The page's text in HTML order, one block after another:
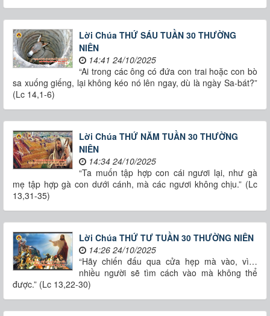
Lời Chúa THỨ SÁU TUẦN 30 THƯỜNG
NIÊN
14:41 24/10/2025
“Ai trong các ông có đứa con trai hoặc con bò
sa xuống giếng, lại không kéo nó lên ngay, dù là ngày Sa-bát?”
(Lc 14,1-6)
Lời Chúa THỨ NĂM TUẦN 30 THƯỜNG
NIÊN
14:34 24/10/2025
“Ta muốn tập hợp con cái ngươi lại, như gà
mẹ tập hợp gà con dưới cánh, mà các ngươi không chịu.” (Lc
13,31-35)
Lời Chúa THỨ TƯ TUẦN 30 THƯỜNG NIÊN
14:26 24/10/2025
“Hãy chiến đấu qua cửa hẹp mà vào, vì…
nhiều người sẽ tìm cách vào mà không thể
được.” (Lc 13,22-30)